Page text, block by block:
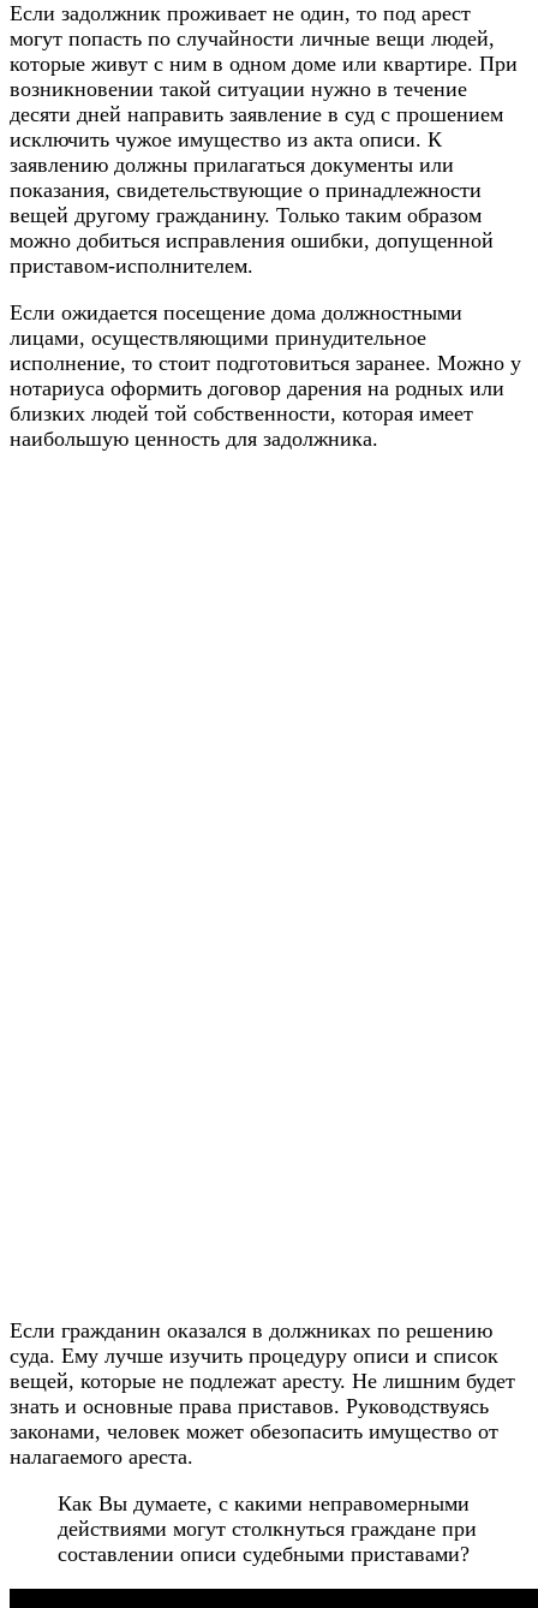
Если задолжник проживает не один, то под арест
могут попасть по случайности личные вещи людей,
которые живут с ним в одном доме или квартире. При
возникновении такой ситуации нужно в течение
десяти дней направить заявление в суд с прошением
исключить чужое имущество из акта описи. К
заявлению должны прилагаться документы или
показания, свидетельствующие о принадлежности
вещей другому гражданину. Только таким образом
можно добиться исправления ошибки, допущенной
приставом-исполнителем.
Если ожидается посещение дома должностными
лицами, осуществляющими принудительное
исполнение, то стоит подготовиться заранее. Можно у
нотариуса оформить договор дарения на родных или
близких людей той собственности, которая имеет
наибольшую ценность для задолжника.
Если гражданин оказался в должниках по решению
суда. Ему лучше изучить процедуру описи и список
вещей, которые не подлежат аресту. Не лишним будет
знать и основные права приставов. Руководствуясь
законами, человек может обезопасить имущество от
налагаемого ареста.
Как Вы думаете, с какими неправомерными
действиями могут столкнуться граждане при
составлении описи судебными приставами?